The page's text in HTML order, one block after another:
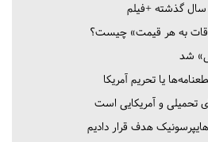
به هر قیمت» چیست؟
شد
یا تحریم‌ آمریکا
تحمیلی و آمریکایی است
هدف قرار دادیم